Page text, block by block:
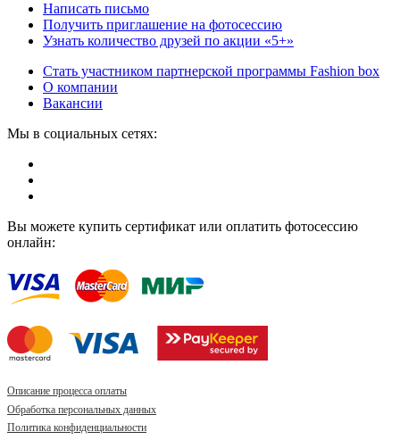
Написать письмо
Получить приглашение на фотосессию
Узнать количество друзей по акции «5+»
Стать участником партнерской программы Fashion box
О компании
Вакансии
Мы в социальных сетях:
Вы можете купить сертификат или оплатить фотосессию
онлайн:
Описание процесса оплаты
Обработка персональных данных
Политика конфиденциальности